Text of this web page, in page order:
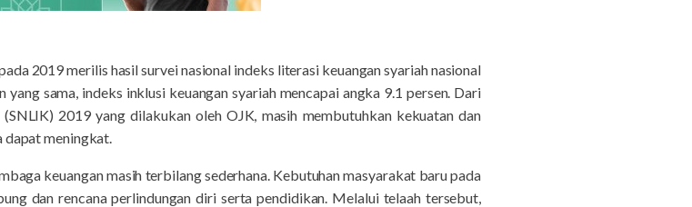
2019 merilis hasil survei nasional indeks literasi keuangan syariah nasional
sama, indeks inklusi keuangan syariah mencapai angka 9.1 persen. Dari
2019 yang dilakukan oleh OJK, masih membutuhkan kekuatan dan
dapat meningkat.
keuangan masih terbilang sederhana. Kebutuhan masyarakat baru pada
dan rencana perlindungan diri serta pendidikan. Melalui telaah tersebut,